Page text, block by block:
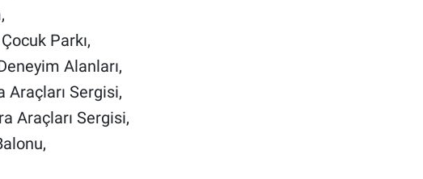
Parkı,
Alanları,
Araçları Sergisi,
Araçları Sergisi,